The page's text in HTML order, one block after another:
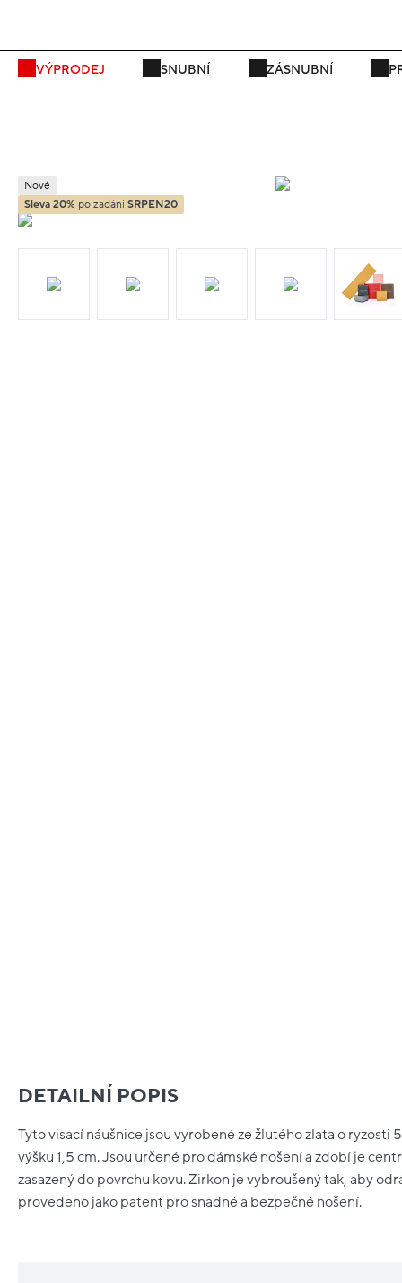
VÝPRODEJ SNUBNÍ ZÁSNUBNÍ
Nové
Sleva 20% po zadání SRPEN20
DETAILNÍ POPIS
Tyto visací náušnice jsou vyrobené ze žlutého zlata o ryzosti
výšku 1,5 cm. Jsou určené pro dámské nošení a zdobí je
zasazený do povrchu kovu. Zirkon je vybroušený tak, aby
provedeno jako patent pro snadné a bezpečné nošení.